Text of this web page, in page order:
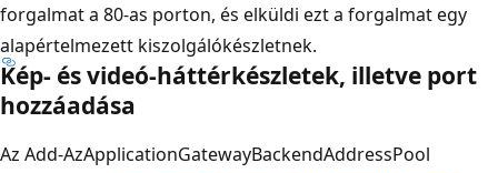
forgalmat a 80-as porton, és elküldi ezt a forgalmat egy
alapértelmezett kiszolgálókészletnek.
Kép- és videó-háttérkészletek, illetve port
hozzáadása
Az Add-AzApplicationGatewayBackendAddressPool